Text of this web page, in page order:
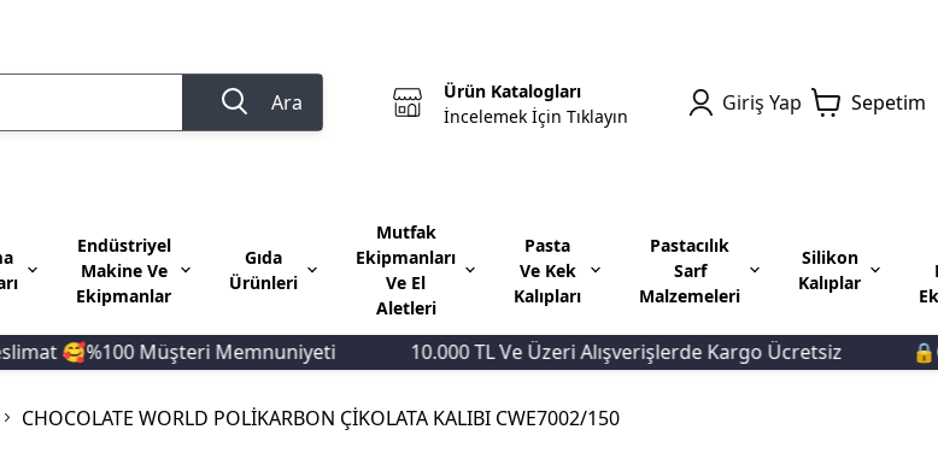
Ara
Ürün Katalogları
İncelemek İçin Tıklayın
Giriş Yap Sepetim
Endüstriyel
Makine Ve
Ekipmanlar
Gıda
Ürünleri
Mutfak
Ekipmanları
Ve El
Aletleri
Pasta
Ve Kek
Kalıpları
Pastacılık
Sarf
Malzemeleri
Silikon
Kalıplar
🥰%100 Müşteri Memnuniyeti 10.000 TL Ve Üzeri Alışverişlerde Kargo Ücretsiz
CHOCOLATE WORLD POLİKARBON ÇİKOLATA KALIBI CWE7002/150